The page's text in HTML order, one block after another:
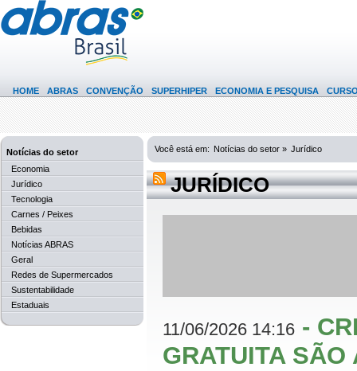
HOME ABRAS CONVENÇÃO SUPERHIPER ECONOMIA E PESQUISA
Notícias do setor
Economia
Jurídico
Tecnologia
Carnes / Peixes
Bebidas
Notícias ABRAS
Geral
Redes de Supermercados
Sustentabilidade
Estaduais
Você está em: Notícias do setor » Jurídico
JURÍDICO
11/06/2026 14:16 -
GRATUITA